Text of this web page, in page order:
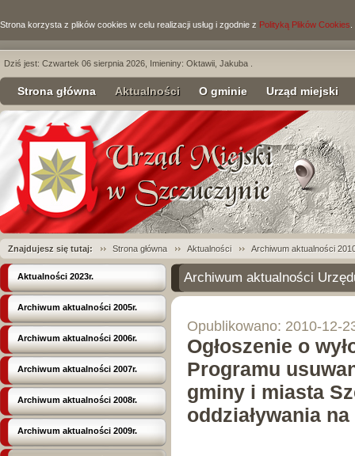
Strona korzysta z plików cookies w celu realizacji usług i zgodnie z Polityką Plików Cookies
Dziś jest: Czwartek 06 sierpnia 2026, Imieniny: Oktawii, Jakuba .
Strona główna Aktualności O gminie Urząd miejski
Znajdujesz się tutaj: Strona główna Aktualności Archiwum aktualności
Aktualności 2023r.
Archiwum aktualności 2005r.
Archiwum aktualności 2006r.
Archiwum aktualności 2007r.
Archiwum aktualności 2008r.
Archiwum aktualności 2009r.
Archiwum aktualności
Opublikowano: 2010-12-
Ogłoszenie o
Programu
gminy i miasta
oddziaływania